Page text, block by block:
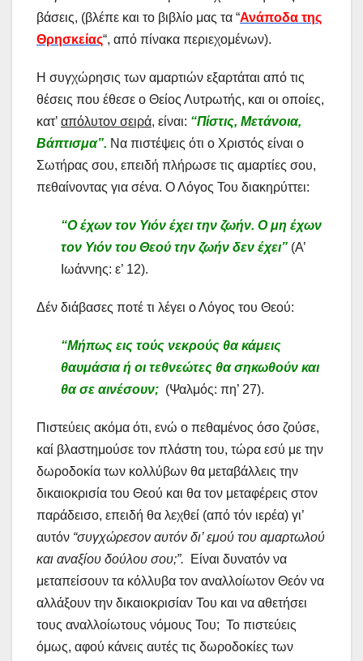
βάσεις, (βλέπε και το βιβλίο μας τα “Ανάποδα της
Θρησκείας“, από πίνακα περιεχομένων).
Η συγχώρησις των αμαρτιών εξαρτάται από τις
θέσεις που έθεσε ο Θείος Λυτρωτής, και οι οποίες,
κατ’ απόλυτον σειρά, είναι: “Πίστις, Μετάνοια,
Βάπτισμα”. Να πιστέψεις ότι ο Χριστός είναι ο
Σωτήρας σου, επειδή πλήρωσε τις αμαρτίες σου,
πεθαίνοντας για σένα. Ο Λόγος Του διακηρύττει:
“Ο έχων τον Υιόν έχει την ζωήν. Ο μη έχων
τον Υιόν του Θεού την ζωήν δεν έχει” (Α’
Ιωάννης: ε’ 12).
Δέν διάβασες ποτέ τι λέγει ο Λόγος του Θεού:
“Μήπως εις τούς νεκρούς θα κάμεις
θαυμάσια ή οι τεθνεώτες θα σηκωθούν και
θα σε αινέσουν; (Ψαλμός: πη’ 27).
Πιστεύεις ακόμα ότι, ενώ ο πεθαμένος όσο ζούσε,
καί βλαστημούσε τον πλάστη του, τώρα εσύ με την
δωροδοκία των κολλύβων θα μεταβάλλεις την
δικαιοκρισία του Θεού και θα τον μεταφέρεις στον
παράδεισο, επειδή θα λεχθεί (από τόν ιερέα) γι’
αυτόν “συγχώρεσον αυτόν δι’ εμού του αμαρτωλού
και αναξίου δούλου σου;”.
Είναι δυνατόν να
μεταπείσουν τα κόλλυβα τον αναλλοίωτον Θεόν να
αλλάξουν την δικαιοκρισίαν Του και να αθετήσει
τους αναλλοίωτους νόμους Του; Το πιστεύεις
όμως, αφού κάνεις αυτές τις δωροδοκίες των